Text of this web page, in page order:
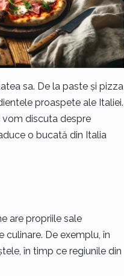
sa. De la paste și pizza
proaspete ale Italiei.
vom discuta despre
o bucată din Italia
are propriile sale
De exemplu, în
în timp ce regiunile din